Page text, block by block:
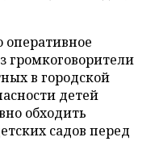
оперативное
громкоговорители
в городской
детей
обходить
садов перед